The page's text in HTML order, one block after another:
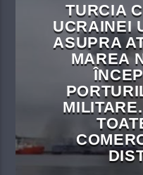
TURCIA
UCRAINEI
ASUPRA
MAREA